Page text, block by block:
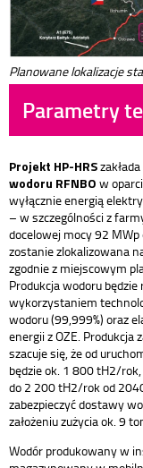
Planowane lokalizacje
Parametry
Projekt HP-HRS
wodoru RFNBO w
wyłącznie energią
– w szczególności z
docelowej mocy 92 MWp
zostanie zlokalizowana
zgodnie z miejscowym
Produkcja wodoru
wykorzystaniem
wodoru (99,999%) oraz
energii z OZE. Produkcja
szacuje się, że od
będzie ok. 1 800 tH2/
do 2 200 tH2/rok od
zabezpieczyć dostawy
założeniu zużycia ok. 9
Wodór produkowany w